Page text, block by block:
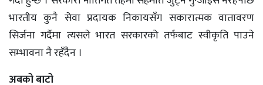
भारतीय कुनै सेवा प्रदायक निकायसँग सकारात्मक वातावरण
सिर्जना गर्दैमा त्यसले भारत सरकारको तर्फबाट स्वीकृति पाउने
सम्भावना नै रहँदैन ।
अबको बाटो